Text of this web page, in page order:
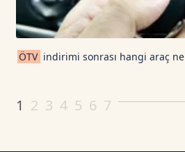
ÖTV indirimi sonrası hangi araç
1 2 3 4 5 6 7